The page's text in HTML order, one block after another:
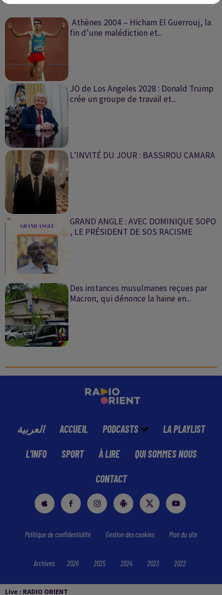
Live : RADIO ORIENT
Athènes 2004 – Hicham El Guerrouj, la
fin d’une malédiction et...
JO de Los Angeles 2028 : Donald Trump
crée un groupe de travail et...
L’INVITÉ DU JOUR : BASSIROU CAMARA
GRAND ANGLE : AVEC DOMINIQUE SOPO
, LE PRÉSIDENT DE SOS RACISME
Des instances musulmanes reçues par
Macron, qui dénonce la haine en...
العربية ACCUEIL PODCASTS LA PLAYLIST
L'INFO SPORT À LIRE QUI SOMMES NOUS
CONTACT
Politique de confidentialité Gestion des cookies Plan du site
Archives 2026 2025 2024 2023 2022